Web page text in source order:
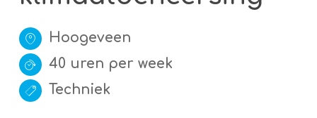
Hoogeveen
40 uren per week
Techniek